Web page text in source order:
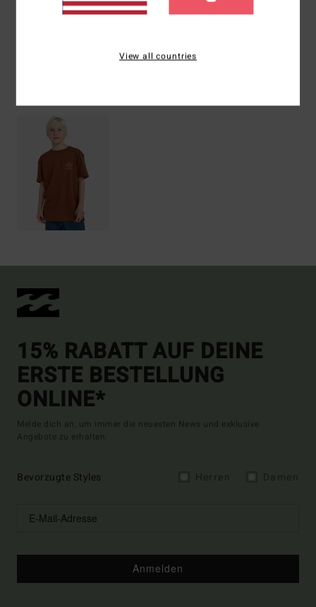
15% RABATT AUF DEINE
ERSTE BESTELLUNG
ONLINE*
Melde dich an, um immer die neuesten News und exklusive
Angebote zu erhalten.
Bevorzugte Styles
Anmelden
View all countries